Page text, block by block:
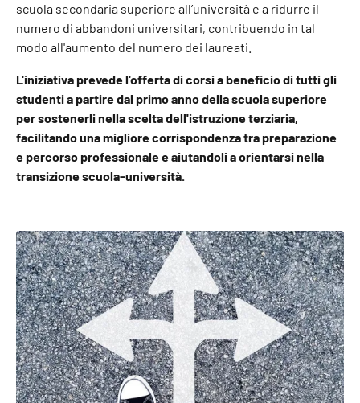
scuola secondaria superiore all’università e a ridurre il
numero di abbandoni universitari, contribuendo in tal
modo all'aumento del numero dei laureati.
L'iniziativa prevede l'offerta di corsi a beneficio di tutti gli
studenti a partire dal primo anno della scuola superiore
per sostenerli nella scelta dell'istruzione terziaria,
facilitando una migliore corrispondenza tra preparazione
e percorso professionale e aiutandoli a orientarsi nella
transizione scuola-università.